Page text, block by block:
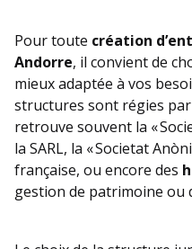
Pour toute création
Andorre, il convient de
mieux adaptée à vos
structures sont régies
retrouve souvent la «
la SARL, la « Societat
française, ou encore des
gestion de patrimoine ou